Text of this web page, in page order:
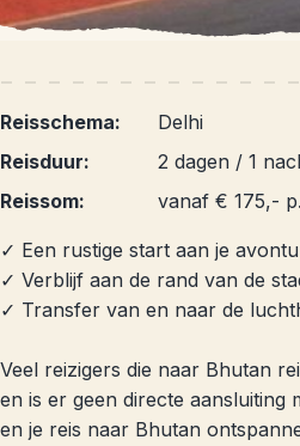
Reisschema:
Delhi
Reisduur:
2 dagen / 1
Reissom:
vanaf € 175,-
✓ Een rustige start aan je
✓ Verblijf aan de rand van de
✓ Transfer van en naar de
Veel reizigers die naar Bhutan
en is er geen directe aansluiting
en je reis naar Bhutan